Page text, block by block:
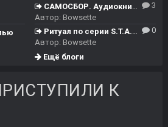
САМОСБОР. Аудиокнига.
Автор: Bowsette
3
Ритуал по серии S.T.A.L.K.E.R.
Автор: Bowsette
0
Ещё блоги
К